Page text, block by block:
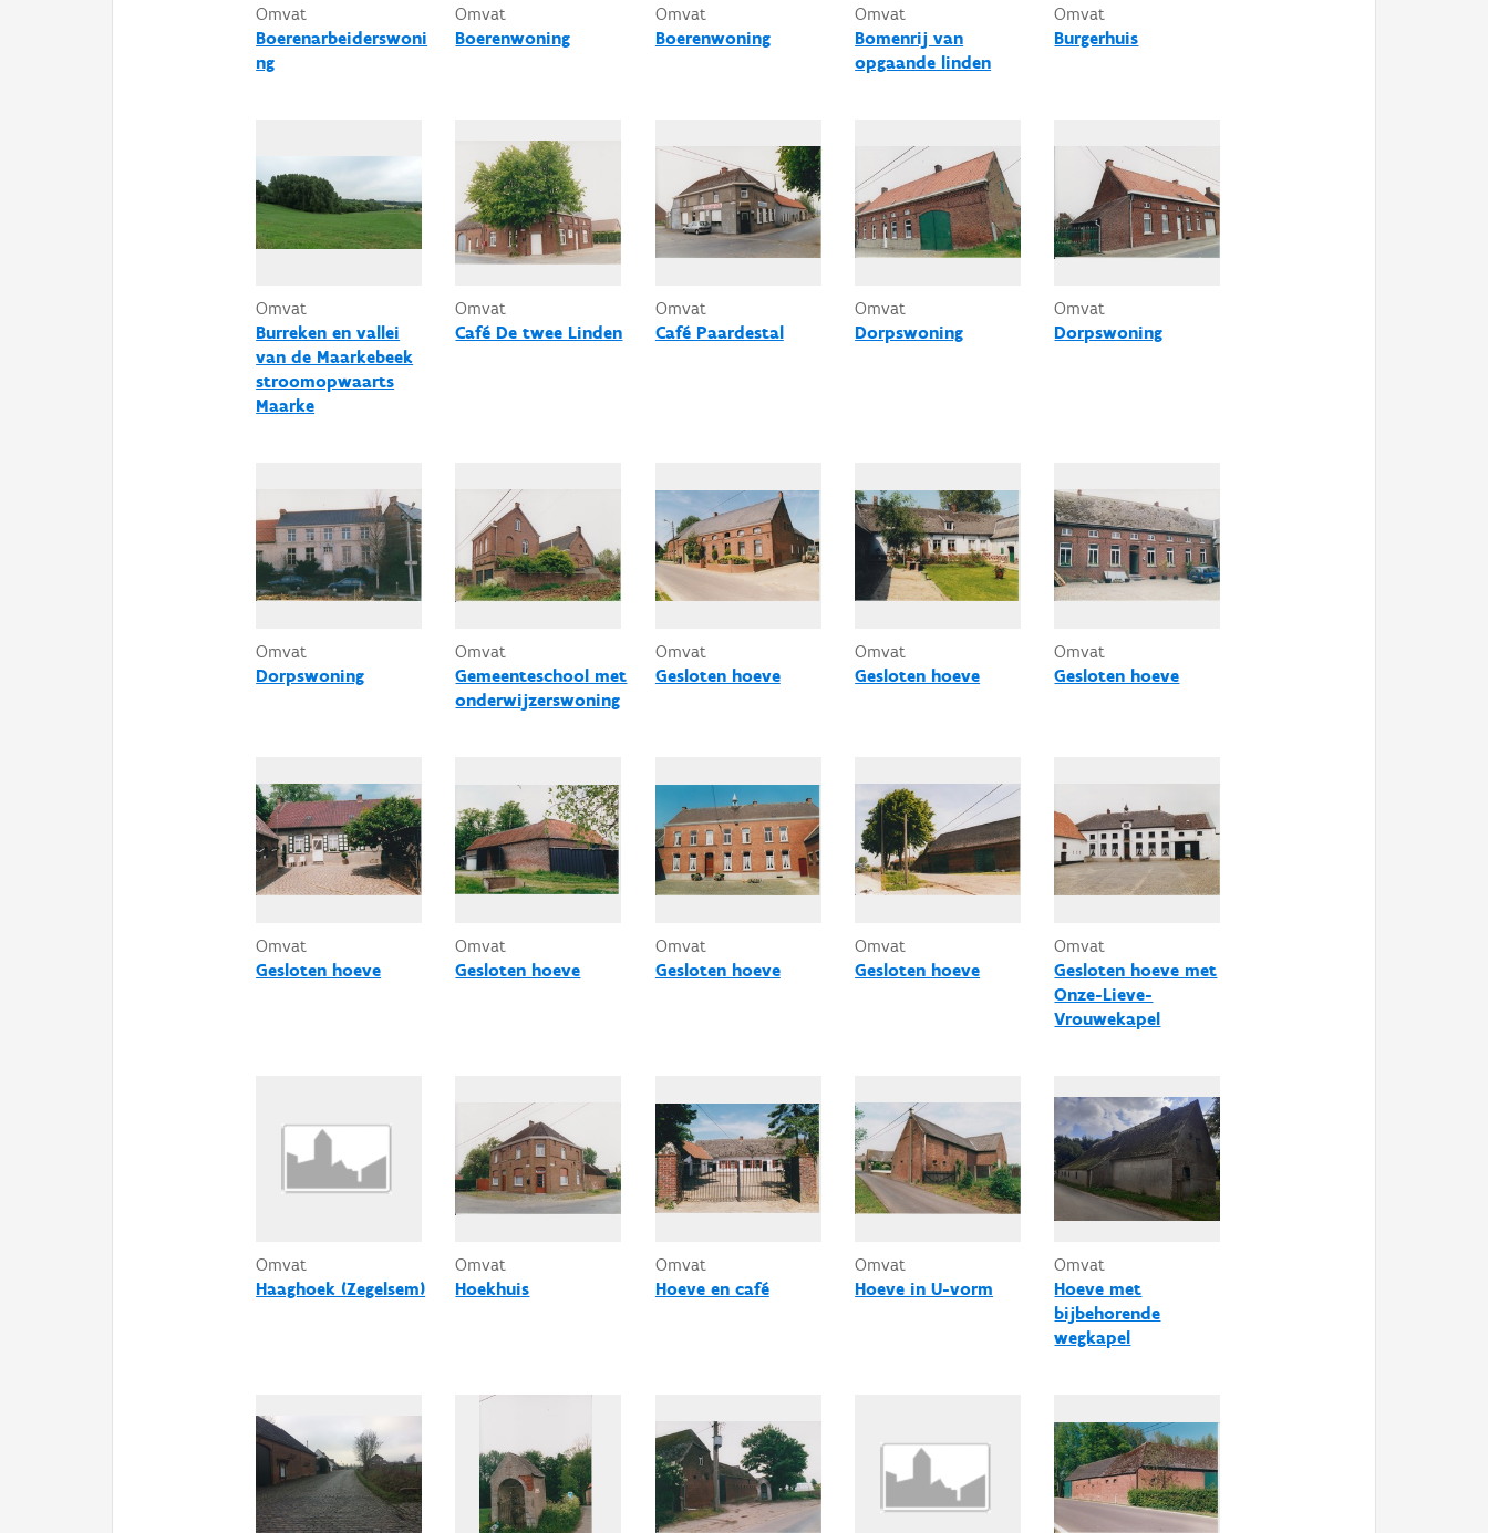
Omvat
Boerenarbeiderswoni
ng
Omvat
Boerenwoning
Omvat
Boerenwoning
Omvat
Bomenrij van
opgaande linden
Omvat
Burgerhuis
Omvat
Burreken en vallei
van de Maarkebeek
stroomopwaarts
Maarke
Omvat
Café De twee Linden
Omvat
Café Paardestal
Omvat
Dorpswoning
Omvat
Dorpswoning
Omvat
Dorpswoning
Omvat
Gemeenteschool met
onderwijzerswoning
Omvat
Gesloten hoeve
Omvat
Gesloten hoeve
Omvat
Gesloten hoeve
Omvat
Gesloten hoeve
Omvat
Gesloten hoeve
Omvat
Gesloten hoeve
Omvat
Gesloten hoeve
Omvat
Gesloten hoeve met
Onze-Lieve-
Vrouwekapel
Omvat
Haaghoek (Zegelsem)
Omvat
Hoekhuis
Omvat
Hoeve en café
Omvat
Hoeve in U-vorm
Omvat
Hoeve met
bijbehorende
wegkapel